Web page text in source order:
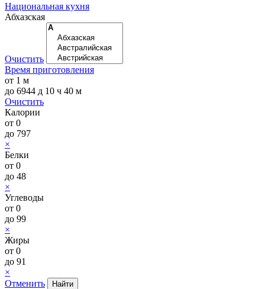
Национальная кухня
Абхазская
Очистить
Время приготовления
от 1 м
до 6944 д 10 ч 40 м
Очистить
Калории
от 0
до 797
×
Белки
от 0
до 48
×
Углеводы
от 0
до 99
×
Жиры
от 0
до 91
×
Отменить